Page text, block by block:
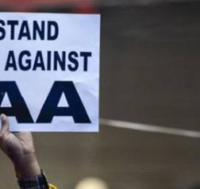
कानून के खिलाफ
मंतर तक रैली,
02:53 pm
कानून के खिलाफ रैली